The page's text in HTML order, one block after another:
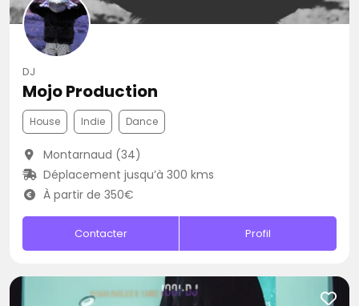
DJ
Mojo Production
House Indie Dance
Montarnaud (34)
Déplacement jusqu’à 300 kms
À partir de 350€
Contacter Profil